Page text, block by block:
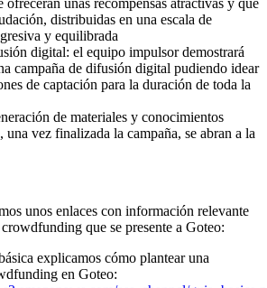
distribuidas en una escala de
y equilibrada
digital: el equipo impulsor demostrará
campaña de difusión digital pudiendo idear
de captación para la duración de toda la
de materiales y conocimientos
una vez finalizada la campaña, se abran a la
unos enlaces con información relevante
que se presente a Goteo:
explicamos cómo plantear una
en Goteo: